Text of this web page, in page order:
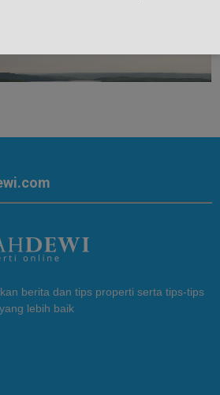
berita dan tips properti serta tips-tips
lebih baik